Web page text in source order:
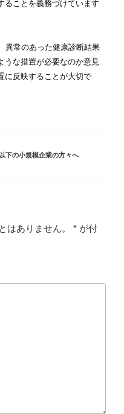
ることを義務づけています
異常のあった健康診断結果
うな措置が必要なのか意見
に反映することが大切で
下の小規模企業の方々へ
はありません。 * が付